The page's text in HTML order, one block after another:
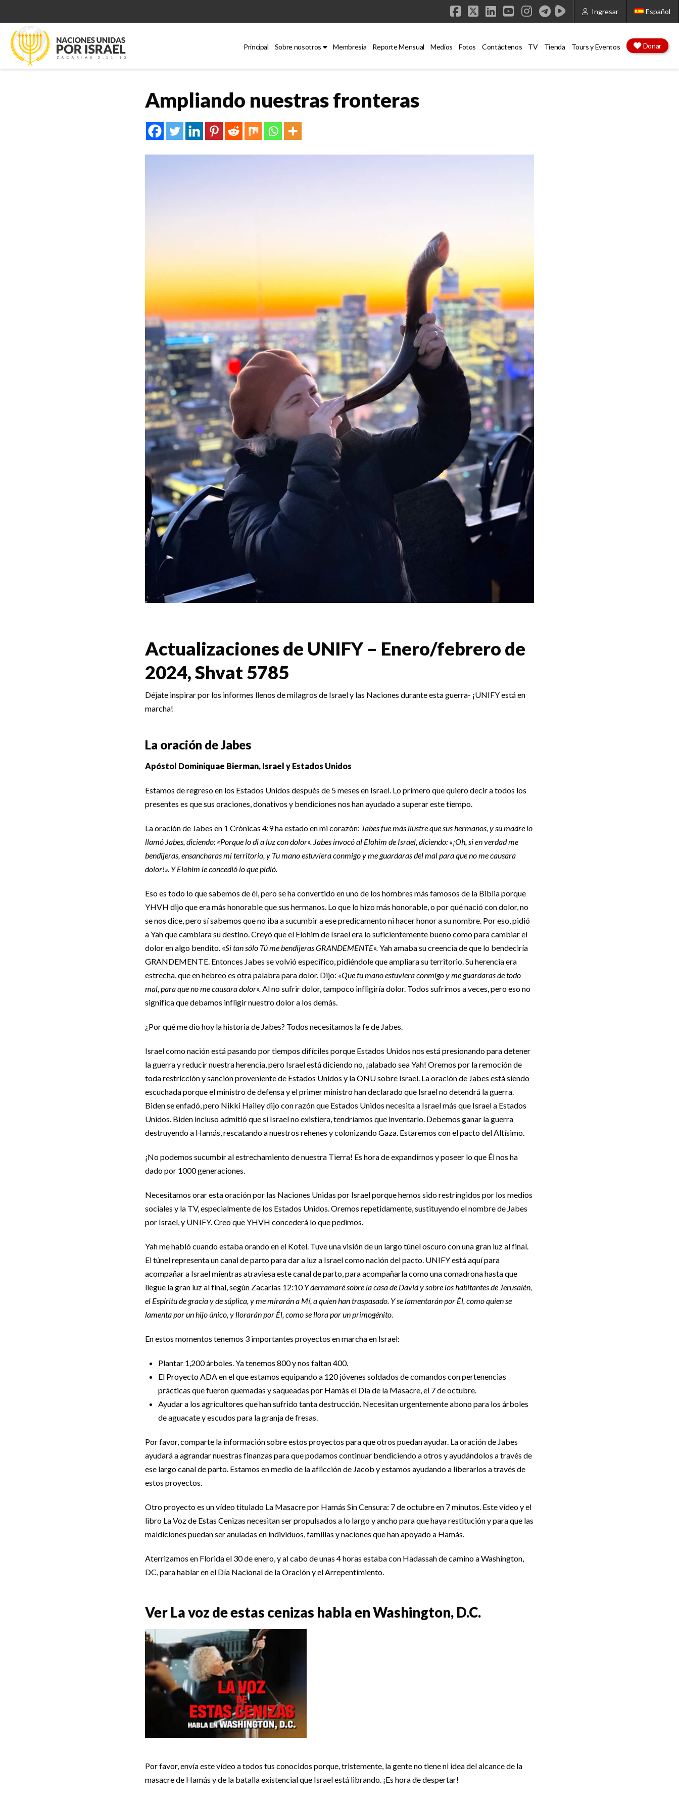
Ingresar Español
Facebook
X LinkedIn
YouTube
Instagram
Principal Sobre nosotros Membresia Reporte Mensual Medios Fotos Contáctenos TV Tienda Tours y Eventos Donar
Ampliando nuestras fronteras
Actualizaciones de UNIFY – Enero/febrero de
2024, Shvat 5785
Déjate inspirar por los informes llenos de milagros de Israel y las Naciones durante esta guerra- ¡UNIFY está en
marcha!
La oración de Jabes
Apóstol Dominiquae Bierman, Israel y Estados Unidos
Estamos de regreso en los Estados Unidos después de 5 meses en Israel. Lo primero que quiero decir a todos los
presentes es que sus oraciones, donativos y bendiciones nos han ayudado a superar este tiempo.
La oración de Jabes en 1 Crónicas 4:9 ha estado en mi corazón: Jabes fue más ilustre que sus hermanos, y su madre lo
llamó Jabes, diciendo: «Porque lo di a luz con dolor». Jabes invocó al Elohim de Israel, diciendo: «¡Oh, si en verdad me
bendijeras, ensancharas mi territorio, y Tu mano estuviera conmigo y me guardaras del mal para que no me causara
dolor!». Y Elohim le concedió lo que pidió.
Eso es todo lo que sabemos de él, pero se ha convertido en uno de los hombres más famosos de la Biblia porque
YHVH dijo que era más honorable que sus hermanos. Lo que lo hizo más honorable, o por qué nació con dolor, no
se nos dice, pero sí sabemos que no iba a sucumbir a ese predicamento ni hacer honor a su nombre. Por eso, pidió
a Yah que cambiara su destino. Creyó que el Elohim de Israel era lo suficientemente bueno como para cambiar el
dolor en algo bendito. «Si tan sólo Tú me bendijeras GRANDEMENTE».Yah amaba su creencia de que lo bendeciría
GRANDEMENTE. Entonces Jabes se volvió específico, pidiéndole que ampliara su territorio. Su herencia era
estrecha, que en hebreo es otra palabra para dolor. Dijo: «Que tu mano estuviera conmigo y me guardaras de todo
mal, para que no me causara dolor».Al no sufrir dolor, tampoco infligiría dolor. Todos sufrimos a veces, pero eso no
significa que debamos infligir nuestro dolor a los demás.
¿Por qué me dio hoy la historia de Jabes? Todos necesitamos la fe de Jabes.
Israel como nación está pasando por tiempos difíciles porque Estados Unidos nos está presionando para detener
la guerra y reducir nuestra herencia, pero Israel está diciendo no, ¡alabado sea Yah! Oremos por la remoción de
toda restricción y sanción proveniente de Estados Unidos y la ONU sobre Israel. La oración de Jabes está siendo
escuchada porque el ministro de defensa y el primer ministro han declarado que Israel no detendrá la guerra.
Biden se enfadó, pero Nikki Hailey dijo con razón que Estados Unidos necesita a Israel más que Israel a Estados
Unidos. Biden incluso admitió que si Israel no existiera, tendríamos que inventarlo. Debemos ganar la guerra
destruyendo a Hamás, rescatando a nuestros rehenes y colonizando Gaza. Estaremos con el pacto del Altísimo.
¡No podemos sucumbir al estrechamiento de nuestra Tierra! Es hora de expandirnos y poseer lo que Él nos ha
dado por 1000 generaciones.
Necesitamos orar esta oración por las Naciones Unidas por Israel porque hemos sido restringidos por los medios
sociales y la TV, especialmente de los Estados Unidos. Oremos repetidamente, sustituyendo el nombre de Jabes
por Israel, y UNIFY. Creo que YHVH concederá lo que pedimos.
Yah me habló cuando estaba orando en el Kotel. Tuve una visión de un largo túnel oscuro con una gran luz al final.
El túnel representa un canal de parto para dar a luz a Israel como nación del pacto. UNIFY está aquí para
acompañar a Israel mientras atraviesa este canal de parto, para acompañarla como una comadrona hasta que
llegue la gran luz al final, según Zacarías 12:10Y derramaré sobre la casa de David y sobre los habitantes de Jerusalén,
el Espíritu de gracia y de súplica, y me mirarán a Mí, a quien han traspasado. Y se lamentarán por Él, como quien se
lamenta por un hijo único, y llorarán por Él, como se llora por un primogénito.
En estos momentos tenemos 3 importantes proyectos en marcha en Israel:
Plantar 1,200 árboles. Ya tenemos 800 y nos faltan 400.
El Proyecto ADA en el que estamos equipando a 120 jóvenes soldados de comandos con pertenencias
prácticas que fueron quemadas y saqueadas por Hamás el Día de la Masacre, el 7 de octubre.
Ayudar a los agricultores que han sufrido tanta destrucción. Necesitan urgentemente abono para los árboles
de aguacate y escudos para la granja de fresas.
Por favor, comparte la información sobre estos proyectos para que otros puedan ayudar. La oración de Jabes
ayudará a agrandar nuestras finanzas para que podamos continuar bendiciendo a otros y ayudándolos a través de
ese largo canal de parto. Estamos en medio de la aflicción de Jacob y estamos ayudando a liberarlos a través de
estos proyectos.
Otro proyecto es un vídeo titulado La Masacre por Hamás Sin Censura: 7 de octubre en 7 minutos. Este video y el
libro La Voz de Estas Cenizas necesitan ser propulsados a lo largo y ancho para que haya restitución y para que las
maldiciones puedan ser anuladas en individuos, familias y naciones que han apoyado a Hamás.
Aterrizamos en Florida el 30 de enero, y al cabo de unas 4 horas estaba con Hadassah de camino a Washington,
DC, para hablar en el Día Nacional de la Oración y el Arrepentimiento.
Ver La voz de estas cenizas habla en Washington, D.C.
Por favor, envía este vídeo a todos tus conocidos porque, tristemente, la gente no tiene ni idea del alcance de la
masacre de Hamás y de la batalla existencial que Israel está librando. ¡Es hora de despertar!